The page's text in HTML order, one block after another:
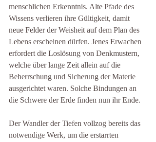
menschlichen Erkenntnis. Alte Pfade des
Wissens verlieren ihre Gültigkeit, damit
neue Felder der Weisheit auf dem Plan des
Lebens erscheinen dürfen. Jenes Erwachen
erfordert die Loslösung von Denkmustern,
welche über lange Zeit allein auf die
Beherrschung und Sicherung der Materie
ausgerichtet waren. Solche Bindungen an
die Schwere der Erde finden nun ihr Ende.
Der Wandler der Tiefen vollzog bereits das
notwendige Werk, um die erstarrten